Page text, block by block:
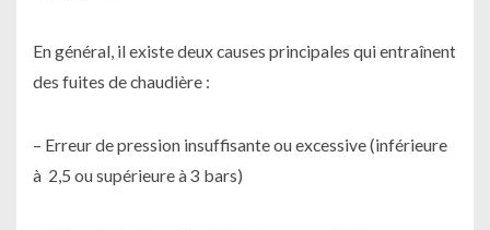
En général, il existe deux causes principales qui entraînent
des fuites de chaudière :
– Erreur de pression insuffisante ou excessive (inférieure
à 2,5 ou supérieure à 3 bars)